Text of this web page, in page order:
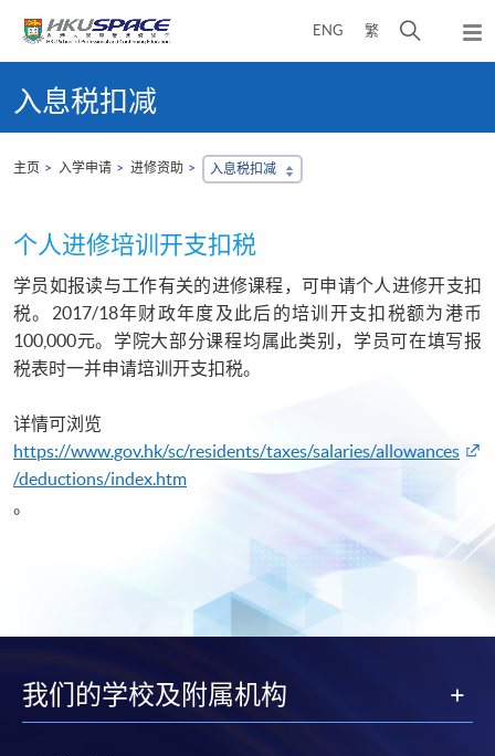
ENG 繁
开
弹
出
单
content
start入息税扣减
主页 入学申请 进修资助 入息税扣减
个人进修培训开支扣税
学员如报读与工作有关的进修课程，可申请个人进修开支扣
税。2017/18年财政年度及此后的培训开支扣税额为港币
100,000元。学院大部分课程均属此类别，学员可在填写报
税表时一并申请培训开支扣税。
详情可浏览
https://www.gov.hk/sc/residents/taxes/salaries/allowances
/deductions/index.htm
。
我们的学校及附属机构